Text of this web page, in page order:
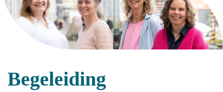
Begeleiding